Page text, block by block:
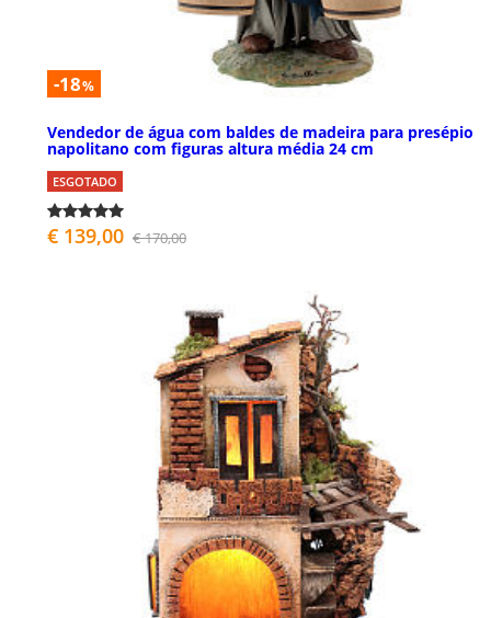
-18%
Vendedor de água com baldes de madeira para presépio
napolitano com figuras altura média 24 cm
ESGOTADO
€ 139,00 € 170,00